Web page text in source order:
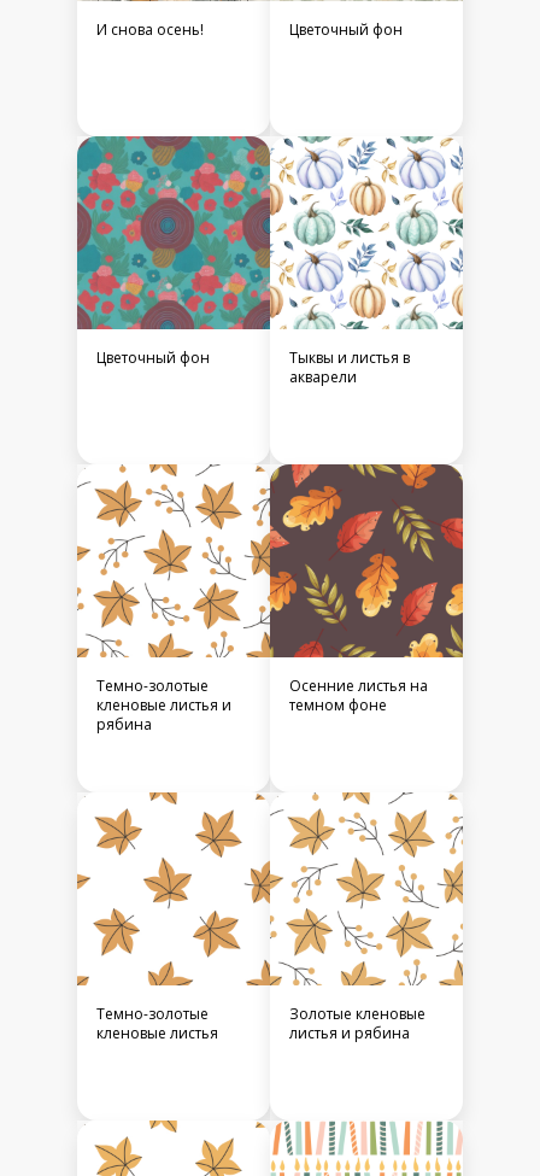
И снова осень! Цветочный фон
Цветочный фон
Тыквы и листья в
акварели
Темно-золотые
кленовые листья и
рябина
Осенние листья на
темном фоне
Темно-золотые
кленовые листья
Золотые кленовые
листья и рябина